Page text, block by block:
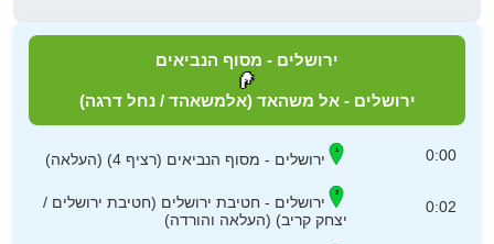
ירושלים - מסוף הנביאים
ירושלים - אל משהאד (אלמשאהד / נחל דרגה)
0:00 ירושלים - מסוף הנביאים (רציף 4) (העלאה)
0:02
ירושלים - חטיבת ירושלים (חטיבת ירושלים /
יצחק קריב) (העלאה והורדה)